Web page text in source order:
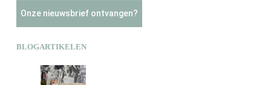
Onze nieuwsbrief ontvangen?
BLOGARTIKELEN